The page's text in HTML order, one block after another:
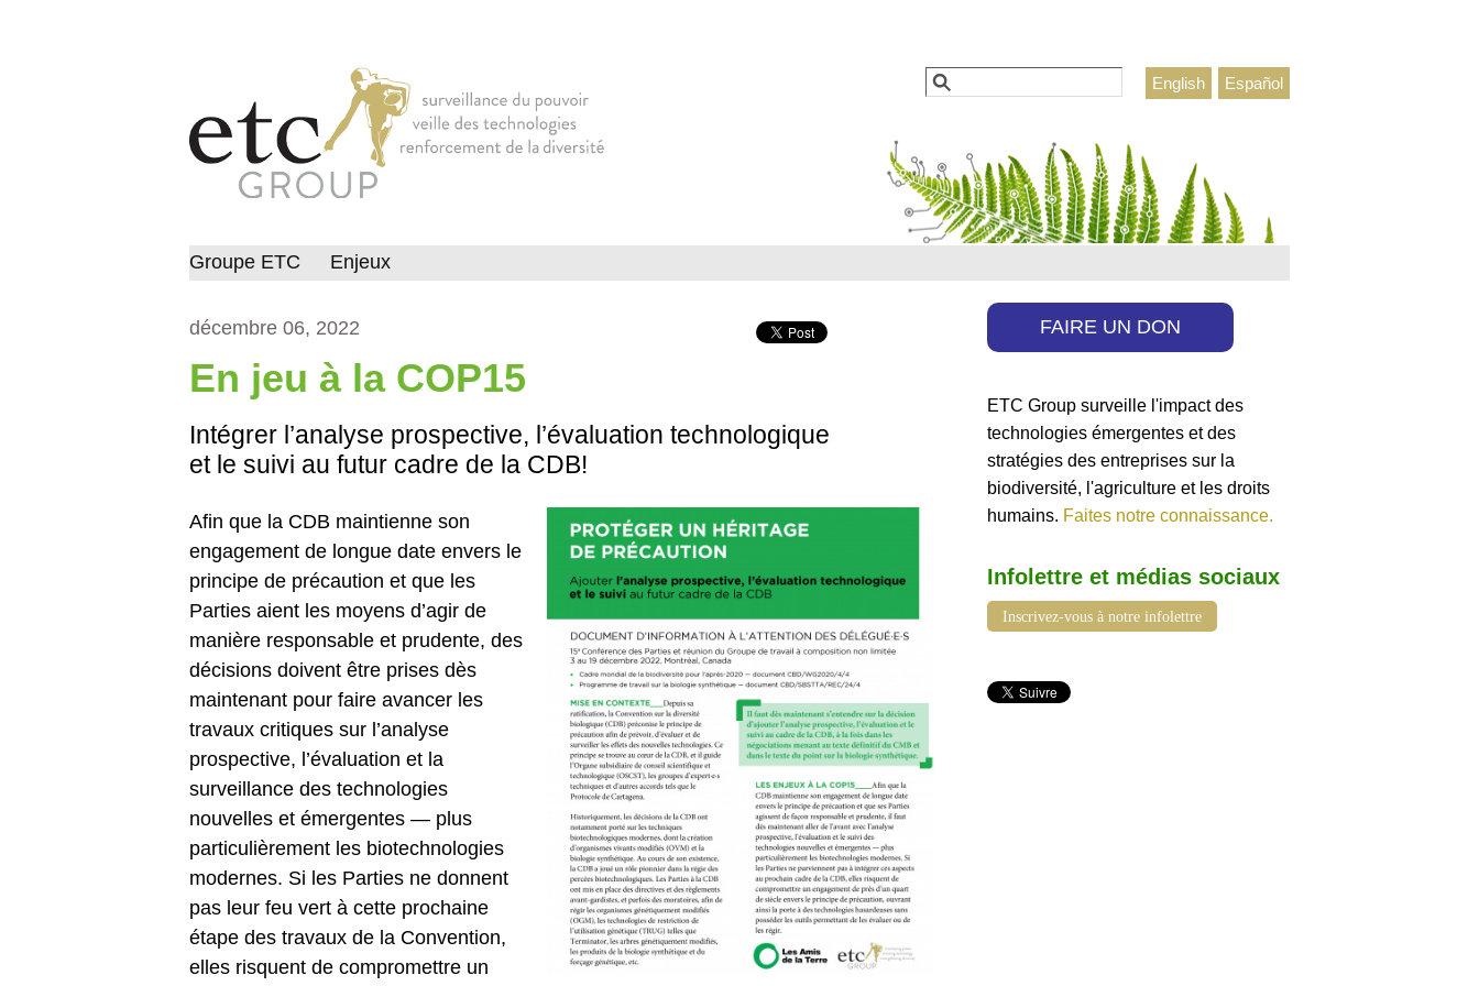
Español
English
Formulaire de recherche
Rechercher
décembre 06, 2022
En jeu à la COP15
Intégrer l’analyse prospective, l’évaluation technologique
et le suivi au futur cadre de la CDB!
Afin que la CDB maintienne son
engagement de longue date envers le
principe de précaution et que les
Parties aient les moyens d’agir de
manière responsable et prudente, des
décisions doivent être prises dès
maintenant pour faire avancer les
travaux critiques sur l’analyse
prospective, l’évaluation et la
surveillance des technologies
nouvelles et émergentes — plus
particulièrement les biotechnologies
modernes. Si les Parties ne donnent
pas leur feu vert à cette prochaine
étape des travaux de la Convention,
elles risquent de compromettre un
Groupe ETC Enjeux
FAIRE UN DON
ETC Group surveille l'impact des
technologies émergentes et des
stratégies des entreprises sur la
biodiversité, l'agriculture et les droits
humains. Faites notre connaissance.
Infolettre et médias sociaux
Inscrivez-vous à notre infolettre